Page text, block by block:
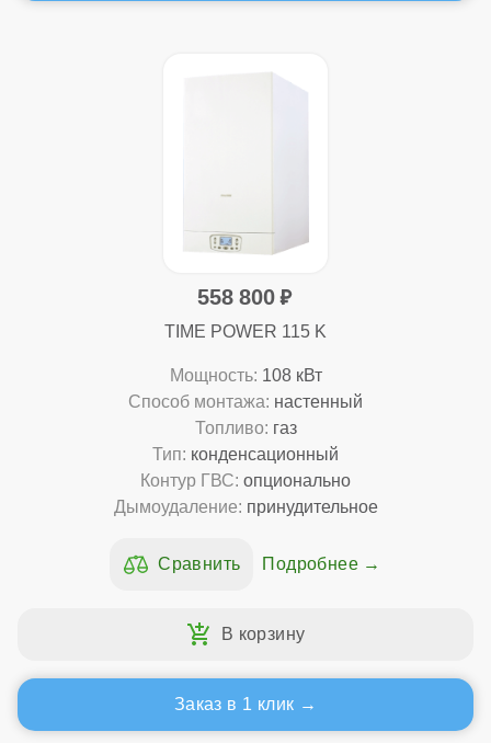
558 800
TIME POWER 115 K
Мощность: 108 кВт
Способ монтажа: настенный
Топливо: газ
Тип: конденсационный
Контур ГВС: опционально
Дымоудаление: принудительное
Подробнее
Заказ в 1 клик